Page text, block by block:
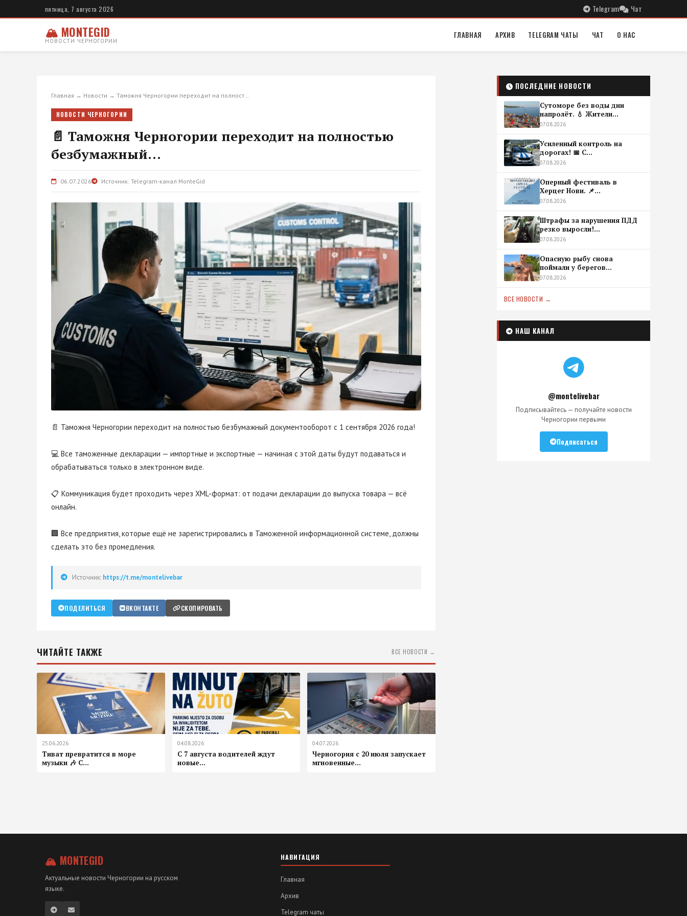
пятница, 7 августа 2026 Telegram Чат
🏔 MONTEGID
НОВОСТИ ЧЕРНОГОРИИ
ГЛАВНАЯ АРХИВ TELEGRAM ЧАТЫ ЧАТ О НАС
Главная → Новости → Таможня Черногории переходит на полност…
НОВОСТИ ЧЕРНОГОРИИ
📄 Таможня Черногории переходит на полностью
безбумажный...
06.07.2026 Источник: Telegram-канал MonteGid
📄 Таможня Черногории переходит на полностью безбумажный документооборот с 1 сентября 2026 года!
💻 Все таможенные декларации — импортные и экспортные — начиная с этой даты будут подаваться и
обрабатываться только в электронном виде.
📋 Коммуникация будет проходить через XML-формат: от подачи декларации до выпуска товара — всё
онлайн.
🏢 Все предприятия, которые ещё не зарегистрировались в Таможенной информационной системе, должны
сделать это без промедления.
Источник: https://t.me/montelivebar
ПОДЕЛИТЬСЯ ВКОНТАКТЕ СКОПИРОВАТЬ
ЧИТАЙТЕ ТАКЖЕ ВСЕ НОВОСТИ →
25.06.2026
Тиват превратится в море
музыки 🎶 С...
04.08.2026
С 7 августа водителей ждут
новые...
04.07.2026
Черногория с 20 июля запускает
мгновенные...
ПОСЛЕДНИЕ НОВОСТИ
Сутоморе без воды дни
напролёт. 💧 Жители...
07.08.2026
Усиленный контроль на
дорогах! 📅 С...
07.08.2026
Оперный фестиваль в
Херцег Нови. 📌...
07.08.2026
Штрафы за нарушения ПДД
резко выросли!...
07.08.2026
Опасную рыбу снова
поймали у берегов...
07.08.2026
ВСЕ НОВОСТИ →
НАШ КАНАЛ
@montelivebar
Подписывайтесь — получайте новости
Черногории первыми
Подписаться
🏔 MONTEGID
Актуальные новости Черногории на русском
языке.
НАВИГАЦИЯ
Главная
Архив
Telegram чаты